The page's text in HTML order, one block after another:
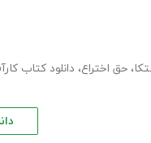
، حق اختراع، دانلود کتاب